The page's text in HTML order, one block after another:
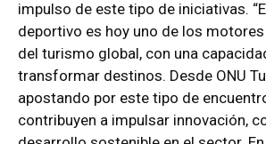
impulso de este tipo de iniciativas.
deportivo es hoy uno de los
del turismo global, con una
transformar destinos. Desde ONU
apostando por este tipo de
contribuyen a impulsar innovación,